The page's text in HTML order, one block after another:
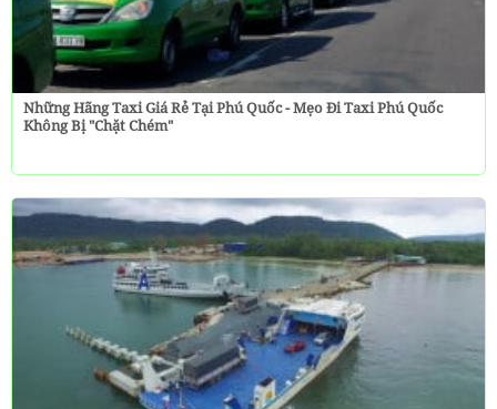
Những Hãng Taxi Giá Rẻ Tại Phú Quốc - Mẹo Đi Taxi Phú Quốc
Không Bị "chặt Chém"